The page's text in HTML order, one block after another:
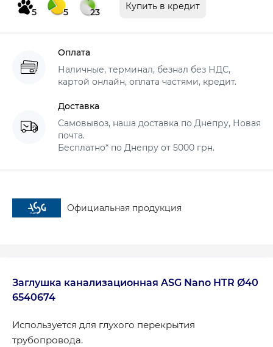
5 5 23
Купить в кредит
Оплата
Наличные, терминал, безнал без НДС,
картой онлайн, оплата частями, кредит.
Доставка
Самовывоз, наша доставка по Днепру, Новая
почта.
Бесплатно* по Днепру от 5000 грн.
Официальная продукция
Заглушка канализационная ASG Nano HTR Ø40
6540674
Используется для глухого перекрытия
трубопровода.